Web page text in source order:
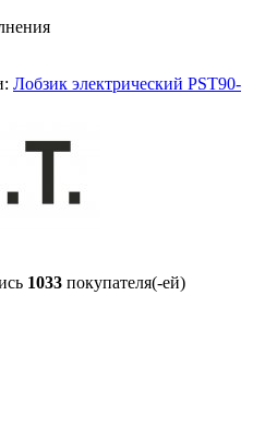
Лобзик электрический PST90-
1033 покупателя(-ей)